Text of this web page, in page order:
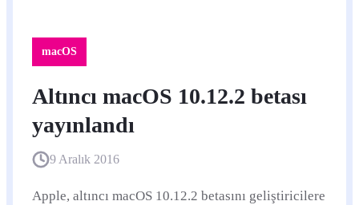
macOS
Altıncı macOS 10.12.2 betası
yayınlandı
9 Aralık 2016
Apple, altıncı macOS 10.12.2 betasını geliştiricilere